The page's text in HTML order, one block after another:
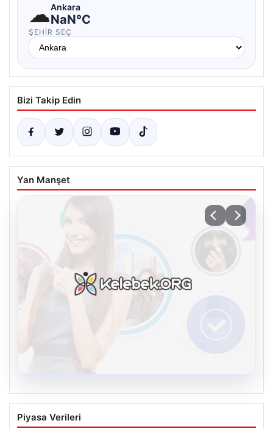
☁Ankara
NaN°C
ŞEHIR SEÇ
Bizi Takip Edin
Yan Manşet
Kelebek chat adresi İle Sanal İletişimin
Seviyeli Adresi Ve Sohbet Deneyimi
Piyasa Verileri